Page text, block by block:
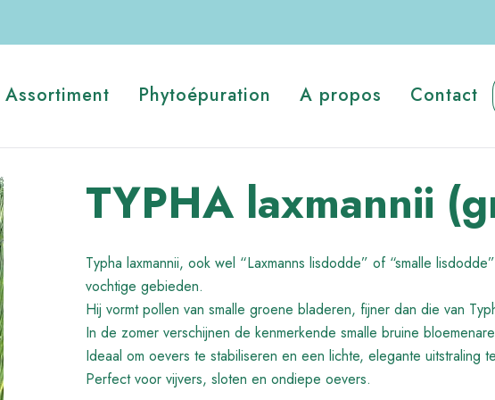
Assortiment Phytoépuration A propos Contact
TYPHA laxmannii
Typha laxmannii, ook wel “Laxmanns lisdodde” of “smalle
vochtige gebieden.
Hij vormt pollen van smalle groene bladeren, fijner dan die van
In de zomer verschijnen de kenmerkende smalle bruine
Ideaal om oevers te stabiliseren en een lichte, elegante uitstraling
Perfect voor vijvers, sloten en ondiepe oevers.